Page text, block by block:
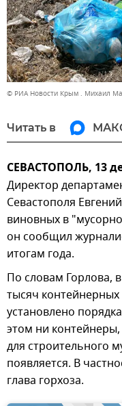
© РИА Новости Крым . Михаил
Читать в
СЕВАСТОПОЛЬ, 13
Директор
Севастополя
виновных в
он сообщил
итогам года.
По словам Горлова,
тысяч
установлено
этом ни
для строительного
появляется. В
глава горхоза.